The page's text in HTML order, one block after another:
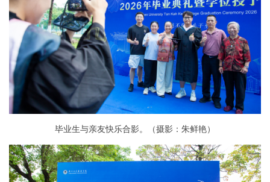
毕业生与亲友快乐合影。（摄影：朱鲜艳）